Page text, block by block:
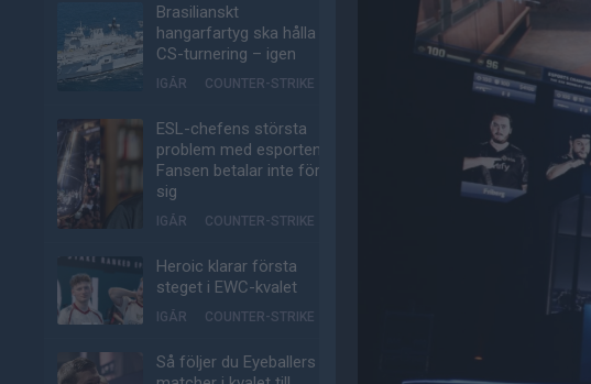
Brasilianskt
hangarfartyg ska hålla
CS-turnering – igen
IGÅR COUNTER-STRIKE
ESL-chefens största
problem med esporten:
Fansen betalar inte för
sig
IGÅR COUNTER-STRIKE
Heroic klarar första
steget i EWC-kvalet
IGÅR COUNTER-STRIKE
Så följer du Eyeballers